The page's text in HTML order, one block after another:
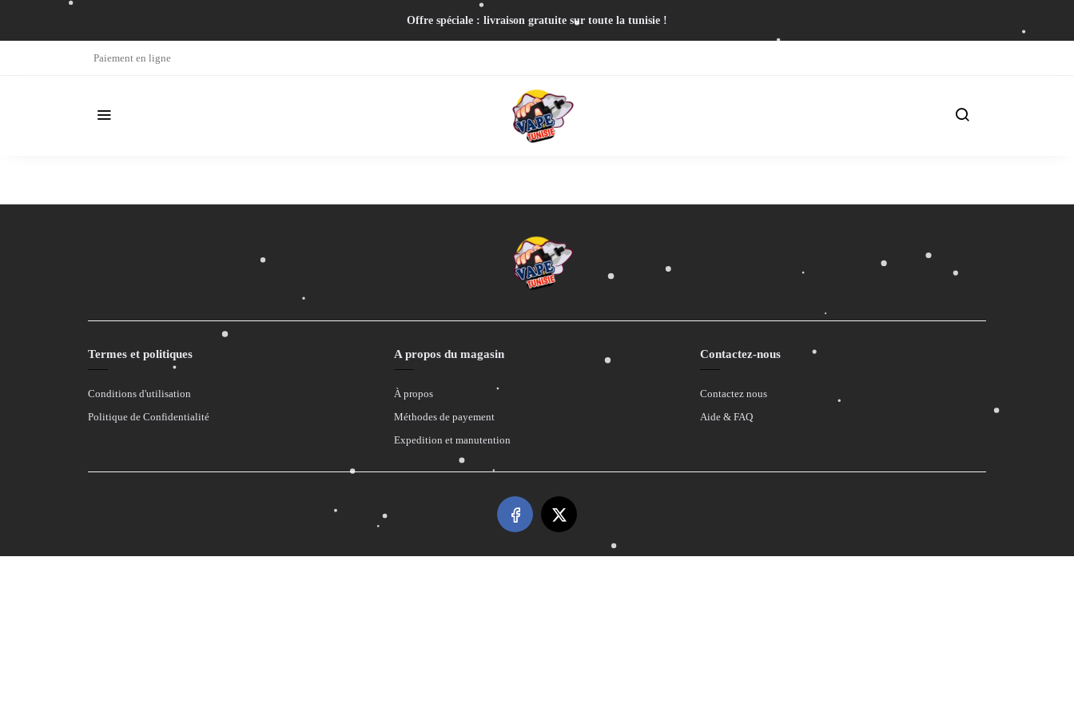
Offre spéciale : livraison gratuite sur toute la tunisie !
Paiement en ligne
Termes et politiques
Conditions d'utilisation
Politique de Confidentialité
A propos du magasin
À propos
Méthodes de payement
Expedition et manutention
Contactez-nous
Contactez nous
Aide & FAQ